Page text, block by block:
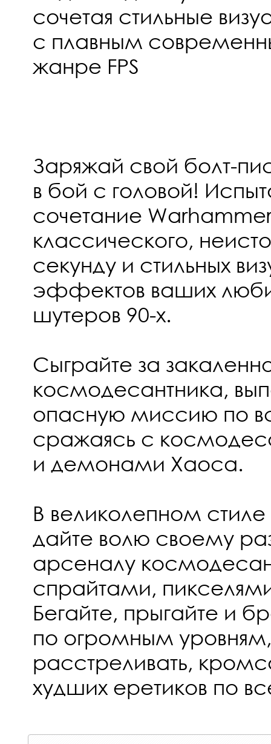
сочетая стильные
с плавным
жанре FPS
Заряжай свой болт-
в бой с головой!
сочетание
классического,
секунду и стильных
эффектов ваших
шутеров 90-х.
Сыграйте за
космодесантника,
опасную миссию по
сражаясь с
и демонами Хаоса.
В великолепном
дайте волю своему
арсеналу
спрайтами,
Бегайте, прыгайте и
по огромным
расстреливать,
худших еретиков по